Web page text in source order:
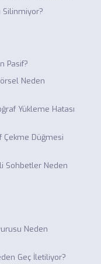
Silinmiyor?
Pasif?
Neden
Yükleme Hatası
Çekme Düğmesi
Sohbetler Neden
Neden
Geç İletiliyor?